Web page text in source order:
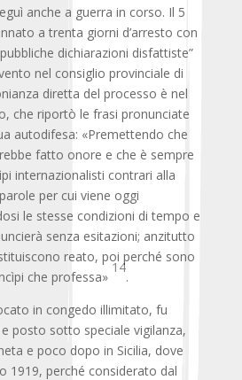
anche a guerra in corso. Il 5
a trenta giorni d’arresto con
dichiarazioni disfattiste”
nel consiglio provinciale di
diretta del processo è nel
che riportò le frasi pronunciate
autodifesa: «Premettendo che
fatto onore e che è sempre
internazionalisti contrari alla
per cui viene oggi
le stesse condizioni di tempo e
senza esitazioni; anzitutto
reato, poi perché sono
che professa»
14
.
in congedo illimitato, fu
posto sotto speciale vigilanza,
e poco dopo in Sicilia, dove
1919, perché considerato dal